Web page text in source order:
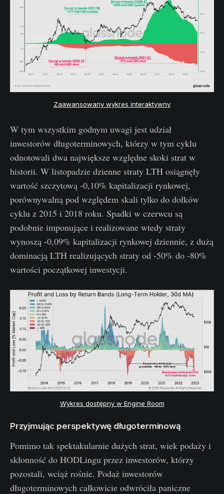
Zaawansowany wykres interaktywny
W tym wszystkim godnym uwagi jest udział
inwestorów długoterminowych, którzy w tym cyklu
odnotowali dwa największe względne skoki strat w
historii. W listopadzie dzienne straty LTH osiągnęły
wartość szczytową -0,10% kapitalizacji rynkowej,
porównywalną pod względem skali tylko do dołków
cyklu z 2015 i 2018 roku. Spadki w czerwcu są
podobnie imponujące i realizowane wtedy straty
wynoszą -0,09% kapitalizacji rynkowej dziennie, z dużą
dominacją LTH realizujących straty od -50% do -80%
wartości początkowej inwestycji.
Wykres dostępny w Engine Room
Przyjmując perspektywę długoterminową
Pomimo tak spektakularnie dużych strat, wiek podaży i
skłonność do HODLingu przez inwestorów, którzy
pozostali, wciąż rośnie. Podaż inwestorów
długoterminowych całkowicie odwróciła paniczne